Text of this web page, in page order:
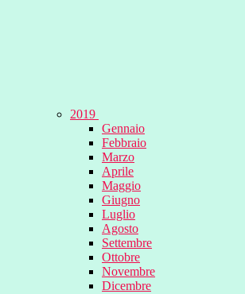
2019
Gennaio
Febbraio
Marzo
Aprile
Maggio
Giugno
Luglio
Agosto
Settembre
Ottobre
Novembre
Dicembre